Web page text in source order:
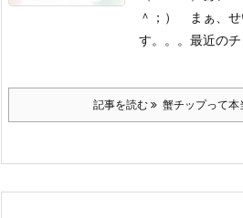
＾；） まぁ、せ
す。。。 最近の
記事を読む 蟹チップって